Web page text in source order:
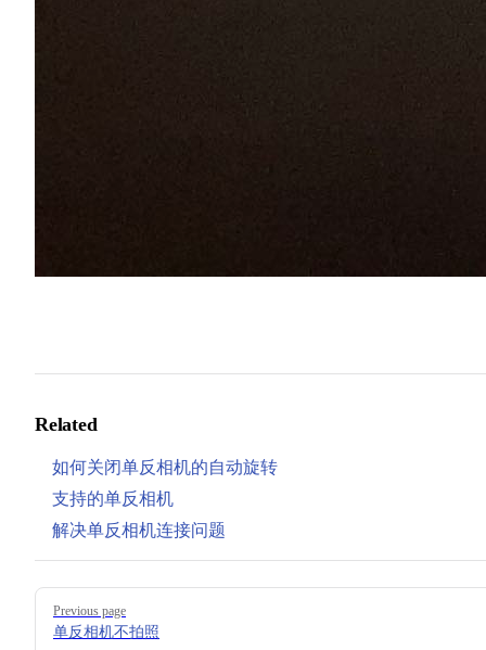
Related
如何关闭单反相机的自动旋转
支持的单反相机
解决单反相机连接问题
Pager
Previous page
单反相机不拍照